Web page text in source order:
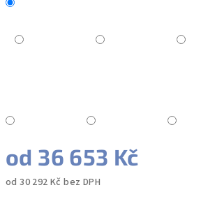
od 36 653 Kč
od30 292 Kč bez DPH